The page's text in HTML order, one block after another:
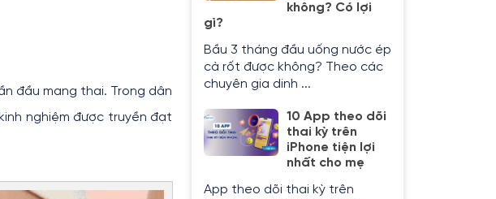
đầu mang thai. Trong dân
nghiệm được truyền đạt
không? Có lợi
gì?
Bầu 3 tháng đầu uống nước ép
cà rốt được không? Theo các
chuyên gia dinh ...
10 App theo dõi
thai kỳ trên
iPhone tiện lợi
nhất cho mẹ
App theo dõi thai kỳ trên